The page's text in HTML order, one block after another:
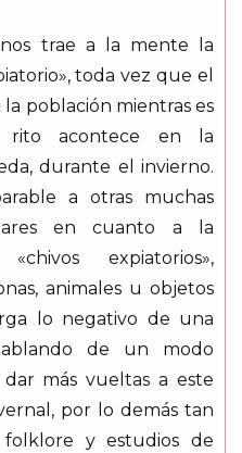
trae a la mente la
toda vez que el
población mientras es
rito acontece en la
durante el invierno.
a otras muchas
en cuanto a la
expiatorios»,
animales u objetos
lo negativo de una
de un modo
más vueltas a este
por lo demás tan
y estudios de